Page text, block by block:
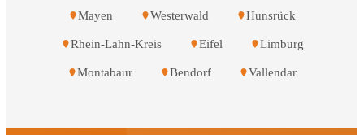
Mayen Westerwald Hunsrück
Rhein-Lahn-Kreis Eifel Limburg
Montabaur Bendorf Vallendar